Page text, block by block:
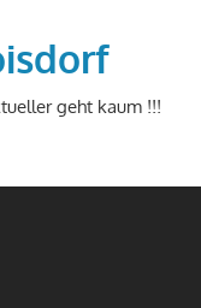
geht kaum !!!